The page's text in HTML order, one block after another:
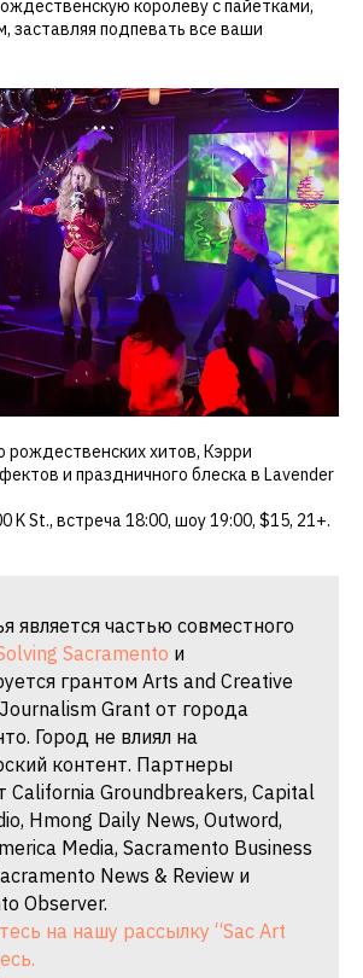
королеву с пайетками,
заставляя подпевать все ваши
рождественских хитов, Кэрри
и праздничного блеска в Lavender
K St., встреча 18:00, шоу 19:00, $15, 21+.
является частью совместного
Sacramento и
грантом Arts and Creative
Grant от города
Город не влиял на
контент. Партнеры
California Groundbreakers, Capital
Hmong Daily News, Outword,
Media, Sacramento Business
News & Review и
Observer.
на нашу рассылку “Sac Art